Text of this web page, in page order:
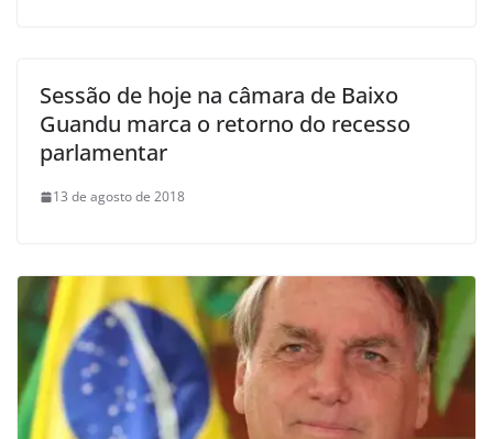
Sessão de hoje na câmara de Baixo
Guandu marca o retorno do recesso
parlamentar
13 de agosto de 2018